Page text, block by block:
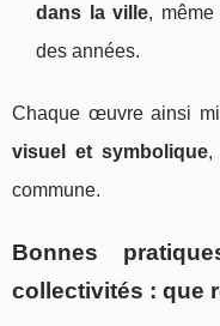
dans la ville, même
des années.
Chaque œuvre ainsi
visuel et symbolique,
commune.
Bonnes
collectivités : que